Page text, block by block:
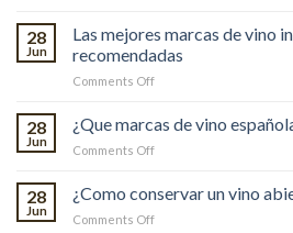
botellas
de
vino
calidad
28
Jun
Las mejores marcas de vino
recomendadas
Comments Offon
mejores
marcas
de
internacional
28
Jun
¿Que marcas de vino
Comments Offon
de
vino
28
Jun
¿Como conservar un vino
Comments Offon